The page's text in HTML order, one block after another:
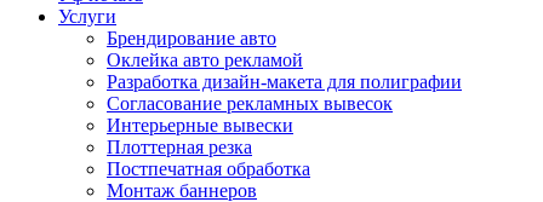
Услуги
Брендирование авто
Оклейка авто рекламой
Разработка дизайн-макета для полиграфии
Согласование рекламных вывесок
Интерьерные вывески
Плоттерная резка
Постпечатная обработка
Монтаж баннеров